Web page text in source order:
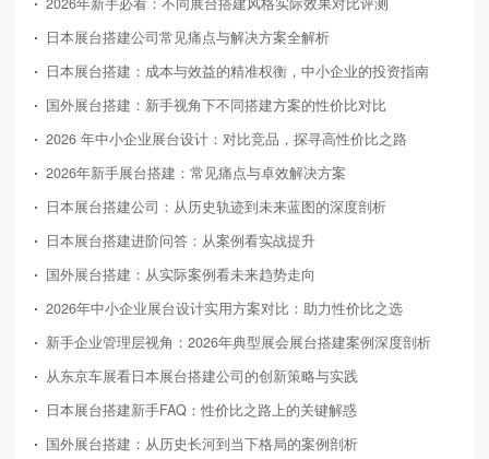
日本展台搭建公司常见痛点与解决方案全解析
日本展台搭建：成本与效益的精准权衡，中小企业的投资指南
国外展台搭建：新手视角下不同搭建方案的性价比对比
2026 年中小企业展台设计：对比竞品，探寻高性价比之路
2026年新手展台搭建：常见痛点与卓效解决方案
日本展台搭建公司：从历史轨迹到未来蓝图的深度剖析
日本展台搭建进阶问答：从案例看实战提升
国外展台搭建：从实际案例看未来趋势走向
2026年中小企业展台设计实用方案对比：助力性价比之选
新手企业管理层视角：2026年典型展会展台搭建案例深度剖析
从东京车展看日本展台搭建公司的创新策略与实践
日本展台搭建新手FAQ：性价比之路上的关键解惑
国外展台搭建：从历史长河到当下格局的案例剖析